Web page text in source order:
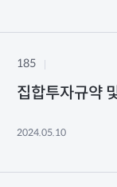
185
집합투자규약
2024.05.10